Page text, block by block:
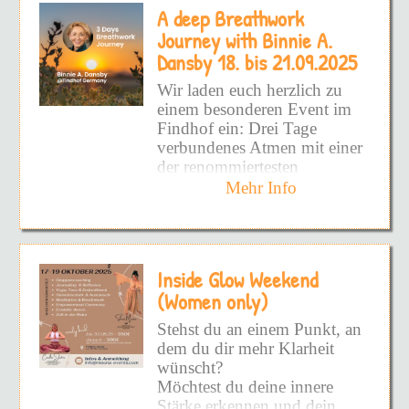
aufzudecken!
Alle Facetten von DIR
zeigen zu wollen!
DEINEN inneren Frieden
zu fühlen!
Und vielleicht hast du schon
so viel versucht - Bücher -
Podcast - Kurse - UND
WIEDER ANGEWENDET!
Weil du nicht an die
Wurzel gekommen bist!
Weil es superschwer ist -
ALLEINE zu sehen, wo man
steht!
Dauerhaften Befreiung.
Schmerzhafte Prägungen
sowie hinderliche Glaubens-
und Verhaltensmuster werden
wirksam und nachhaltig
gelöst und es entsteht Raum
die eigene Vitalität wieder
voll und ganz zu spüren.
A deep Breathwork
Journey with Binnie A.
Dansby 18. bis 21.09.2025
Wir laden euch herzlich zu
einem besonderen Event im
Findhof ein: Drei Tage
verbundenes Atmen mit einer
der renommiertesten
Atemtherapeutinnen –
Glastonbury, UK.
Jahrzehnten eine
internationale Pionierin auf
dem Gebiet von Bewusstsein
und Atemarbeit. Als
Begründerin vonSOURCE
Process and Breathwork
hat sie eine einzigartige
Mehr Info
Inside Glow Weekend
(Women only)
Stehst du an einem Punkt, an
dem du dir mehr Klarheit
wünscht?
Möchtest du deine innere